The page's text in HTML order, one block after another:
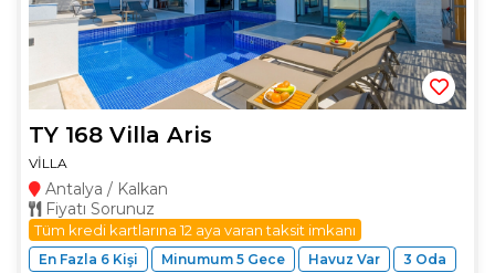
TY 168 Villa Aris
VİLLA
Antalya / Kalkan
Fiyatı Sorunuz
Tüm kredi kartlarına 12 aya varan taksit imkanı
En Fazla 6 Kişi Minumum 5 Gece Havuz Var 3 Oda